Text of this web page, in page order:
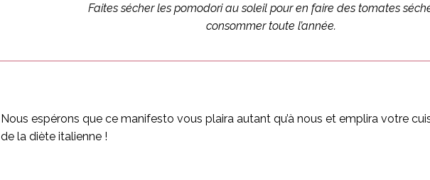
Faites sécher les pomodoriau soleil pour en faire des tomates
consommer toute l’année.
Nous espérons que ce manifesto vous plaira autant qu’à nous et emplira votre
de la diète italienne !